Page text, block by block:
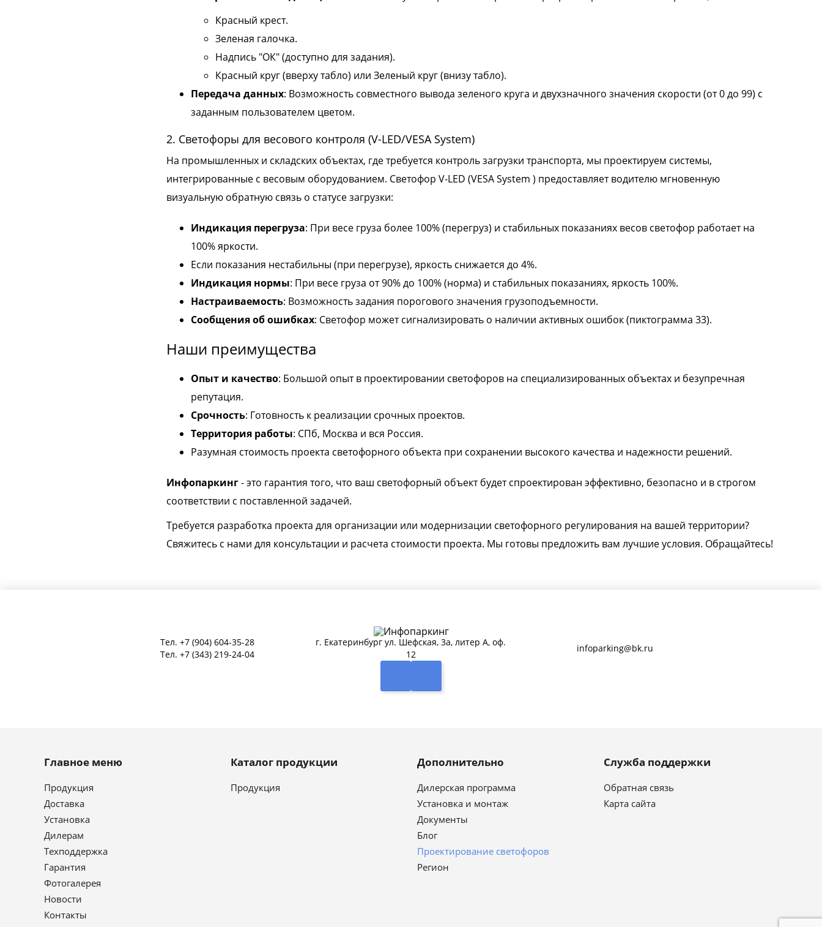
Красный крест.
Зеленая галочка.
Надпись "ОК" (доступно для задания).
Красный круг (вверху табло) или Зеленый круг (внизу табло).
Передача данных: Возможность совместного вывода зеленого круга и двухзначного значения скорости (от 0 до 99) с
заданным пользователем цветом.
2. Светофоры для весового контроля (V-LED/VESA System)
На промышленных и складских объектах, где требуется контроль загрузки транспорта, мы проектируем системы,
интегрированные с весовым оборудованием. Светофор V-LED (VESA System ) предоставляет водителю мгновенную
визуальную обратную связь о статусе загрузки:
Индикация перегруза: При весе груза более 100% (перегруз) и стабильных показаниях весов светофор работает на
100% яркости.
Если показания нестабильны (при перегрузе), яркость снижается до 4%.
Индикация нормы: При весе груза от 90% до 100% (норма) и стабильных показаниях, яркость 100%.
Настраиваемость: Возможность задания порогового значения грузоподъемности.
Сообщения об ошибках: Светофор может сигнализировать о наличии активных ошибок (пиктограмма 33).
Наши преимущества
Опыт и качество: Большой опыт в проектировании светофоров на специализированных объектах и безупречная
репутация.
Срочность: Готовность к реализации срочных проектов.
Территория работы: СПб, Москва и вся Россия.
Разумная стоимость проекта светофорного объекта при сохранении высокого качества и надежности решений.
Инфопаркинг- это гарантия того, что ваш светофорный объект будет спроектирован эффективно, безопасно и в строгом
соответствии с поставленной задачей.
Требуется разработка проекта для организации или модернизации светофорного регулирования на вашей территории?
Свяжитесь с нами для консультации и расчета стоимости проекта. Мы готовы предложить вам лучшие условия. Обращайтесь!
Тел. +7 (904) 604-35-28
Тел. +7 (343) 219-24-04
г. Екатеринбург ул. Шефская, 3а, литер А, оф.
12
infoparking@bk.ru
Главное меню
Продукция
Доставка
Установка
Дилерам
Техподдержка
Гарантия
Фотогалерея
Новости
Контакты
Каталог продукции
Продукция
Дополнительно
Дилерская программа
Установка и монтаж
Документы
Блог
Проектирование светофоров
Регион
Служба поддержки
Обратная связь
Карта сайта